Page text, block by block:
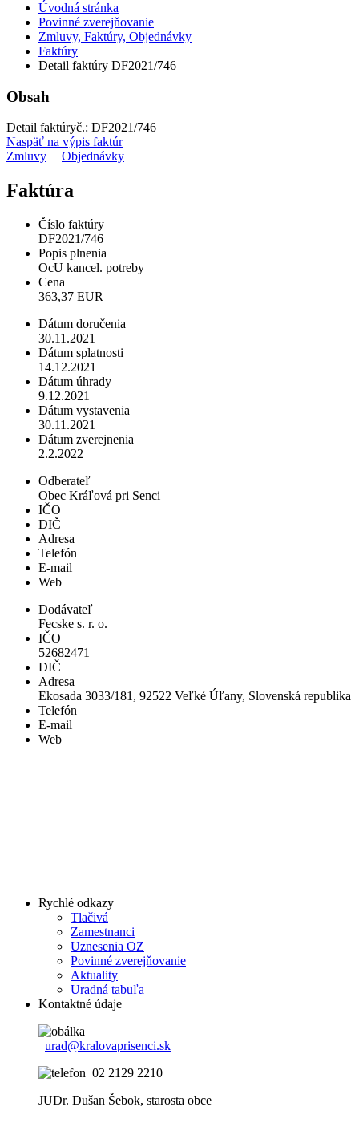
Úvodná stránka
Povinné zverejňovanie
Zmluvy, Faktúry, Objednávky
Faktúry
Detail faktúry DF2021/746
Obsah
Detail faktúryč.: DF2021/746
Naspäť na výpis faktúr
Zmluvy
Objednávky
Faktúra
Číslo faktúry
DF2021/746
Popis plnenia
OcU kancel. potreby
Cena
363,37 EUR
Dátum doručenia
30.11.2021
Dátum splatnosti
14.12.2021
Dátum úhrady
9.12.2021
Dátum vystavenia
30.11.2021
Dátum zverejnenia
2.2.2022
Odberateľ
Obec Kráľová pri Senci
IČO
DIČ
Adresa
Telefón
E-mail
Web
Dodávateľ
Fecske s. r. o.
IČO
52682471
DIČ
Adresa
Ekosada 3033/181, 92522 Veľké Úľany, Slovenská republika
Telefón
E-mail
Web
Rychlé odkazy
Tlačivá
Zamestnanci
Uznesenia OZ
Povinné zverejňovanie
Aktuality
Uradná tabuľa
Kontaktné údaje
urad@kralovaprisenci.sk
02 2129 2210
JUDr. Dušan Šebok, starosta obce